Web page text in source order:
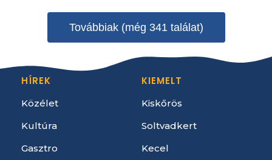
Továbbiak (még 341 találat)
HÍREK
Közélet
Kultúra
Gasztro
KIEMELT
Kiskőrös
Soltvadkert
Kecel